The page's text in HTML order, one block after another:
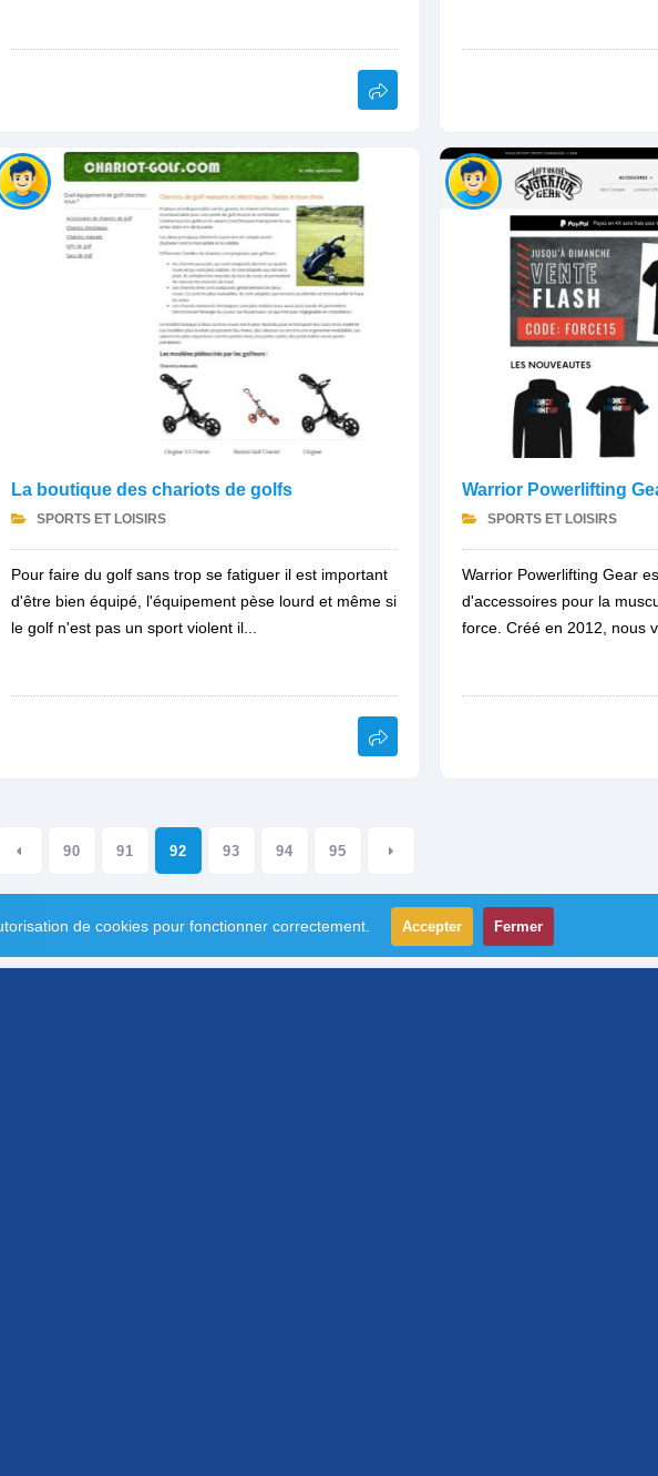
La boutique des chariots de golfs
SPORTS ET LOISIRS
Pour faire du golf sans trop se fatiguer il est important
d'être bien équipé, l'équipement pèse lourd et même si
le golf n'est pas un sport violent il...
Warrior Powerlifting
SPORTS ET LOISIRS
Warrior Powerlifting Gear
d'accessoires pour la
force. Créé en 2012, nous
90 91 92 93 94 95
de cookies pour fonctionner correctement. Accepter Fermer